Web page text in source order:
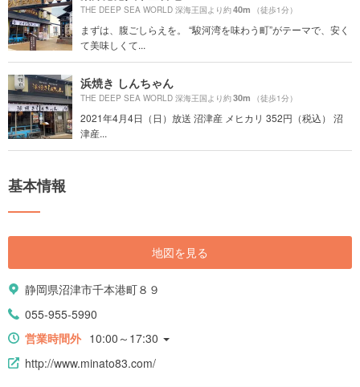
THE DEEP SEA WORLD 深海王国より約40m （徒歩1分）
まずは、腹ごしらえを。 “駿河湾を味わう町”がテーマで、安く
て美味しくて...
浜焼き しんちゃん
THE DEEP SEA WORLD 深海王国より約30m （徒歩1分）
2021年4月4日（日）放送 沼津産 メヒカリ 352円（税込） 沼
津産...
基本情報
地図を見る
静岡県沼津市千本港町８９
055-955-5990
営業時間外 10:00～17:30
http://www.minato83.com/